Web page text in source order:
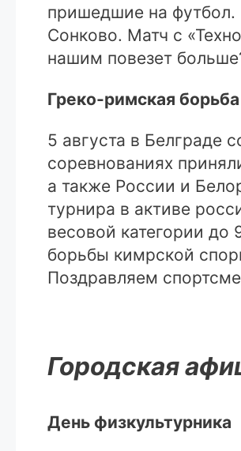
пришедшие на футбол.
Сонково. Матч с
нашим повезет
Греко-римская борьба
5 августа в Белграде
соревнованиях
а также России и
турнира в активе
весовой категории до
борьбы кимрской
Поздравляем
Городская
День физкультурника